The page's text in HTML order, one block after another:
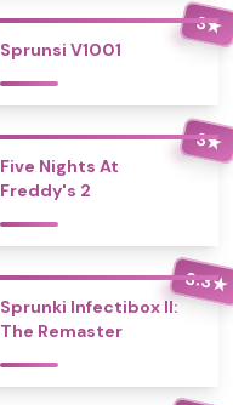
3★
Sprunsi V1001
3★
Five Nights At
Freddy's 2
3.3★
Sprunki Infectibox II:
The Remaster